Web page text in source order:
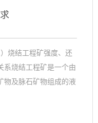
烧结工程矿强度、还
系烧结工程矿是一个由
物及脉石矿物组成的液